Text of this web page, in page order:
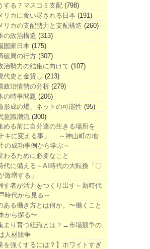
する？マスコミ支配 (798)
リカに食い尽される日本 (191)
リカの支配勢力と支配構造 (260)
の政治構造 (313)
国家日本 (175)
破局の行方 (307)
治勢力の結集に向けて (107)
代史と金貸し (213)
政治情勢の分析 (279)
の時事問題 (206)
形成の場、ネットの可能性 (95)
意識潮流 (300)
める前に自分達の生きる場所を
テキに変える事」 ～神山町の地
の成功事例から学ぶ～
わるために必要なこと
代に備える～AI時代の大転換「〇
激増する」
す者が活力をつくり出す～新時代
時代から見る～
ある働き方とは何か。〜働くこと
から探る〜
まり育つ組織とは？→市場競争の
人材競争
を強くするには？】ホワイトすぎ